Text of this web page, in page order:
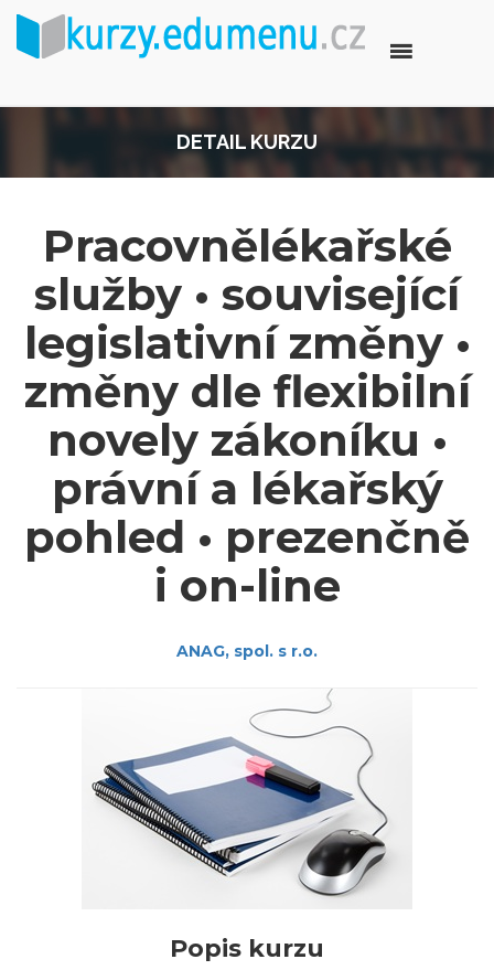
DETAIL KURZU
Pracovnělékařské
služby • související
legislativní změny •
změny dle flexibilní
novely zákoníku •
právní a lékařský
pohled • prezenčně
i on-line
ANAG, spol. s r.o.
Popis kurzu